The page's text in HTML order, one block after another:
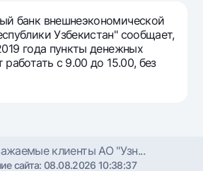
от НБУ
вопросы
банк внешнеэкономической
Узбекистан" сообщает,
года пункты денежных
работать с 9.00 до 15.00, без
клиенты АО "Узн...
сайта:08.08.2026 10:38:37